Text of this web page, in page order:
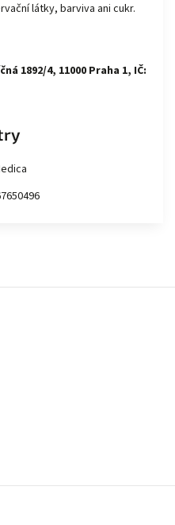
látky, barviva ani cukr.
1892/4, 11000 Praha 1, IČ: